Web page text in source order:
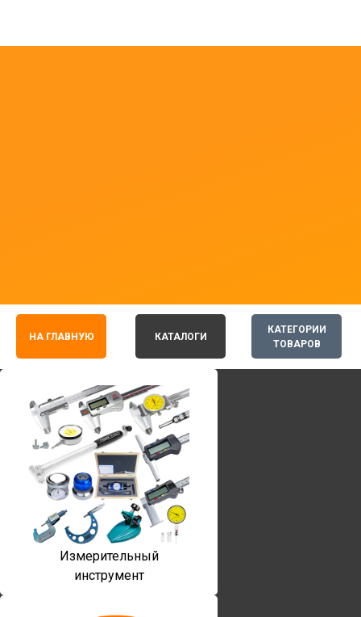
КАТЕГОРИИ
ТОВАРОВ
НА ГЛАВНУЮ КАТАЛОГИ
Измерительный
инструмент